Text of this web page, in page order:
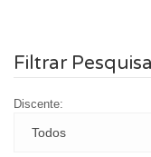
Filtrar Pesquisa
Discente: